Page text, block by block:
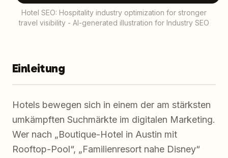
Hotel SEO: Hospitality industry optimization for stronger
travel visibility - AI-generated illustration for Industry SEO
Einleitung
Hotels bewegen sich in einem der am stärksten
umkämpften Suchmärkte im digitalen Marketing.
Wer nach „Boutique-Hotel in Austin mit
Rooftop-Pool“, „Familienresort nahe Disney“